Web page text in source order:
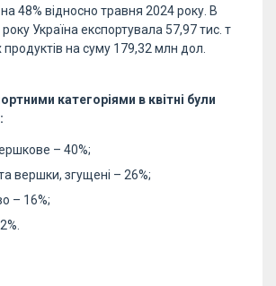
на 48% відносно травня 2024 року. В
року Україна експортувала 57,97 тис. т
на суму 179,32 млн дол.
категоріями в квітні були
– 40%;
вершки, згущені – 26%;
– 16%;